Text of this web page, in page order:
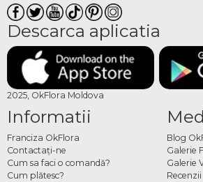
Descarca aplicatia
2025, OkFlora Moldova
Informatii
Franciza OkFlora
Contactaţi-ne
Cum sa faci o comandă?
Cum plătesc?
Blog
Galerie
Galerie
Recenzii